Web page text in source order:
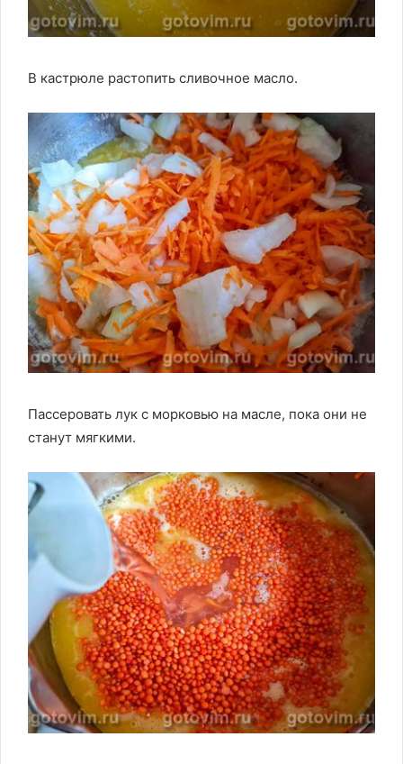
В кастрюле растопить сливочное масло.
Пассеровать лук с морковью на масле, пока они не
станут мягкими.